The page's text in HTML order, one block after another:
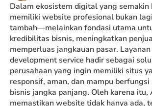
Dalam ekosistem digital yang
memiliki website profesional bukan
tambah—melainkan fondasi utama
kredibilitas bisnis, meningkatkan
memperluas jangkauan pasar.
development service hadir sebagai
perusahaan yang ingin memiliki situs
responsif, aman, dan mampu
bisnis jangka panjang. Oleh karena itu,
memastikan website tidak hanya ada,